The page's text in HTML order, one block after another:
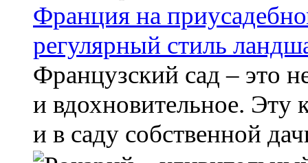
Франция на
регулярный стиль
Французский сад – это
и вдохновительное. Эту
и в саду собственной